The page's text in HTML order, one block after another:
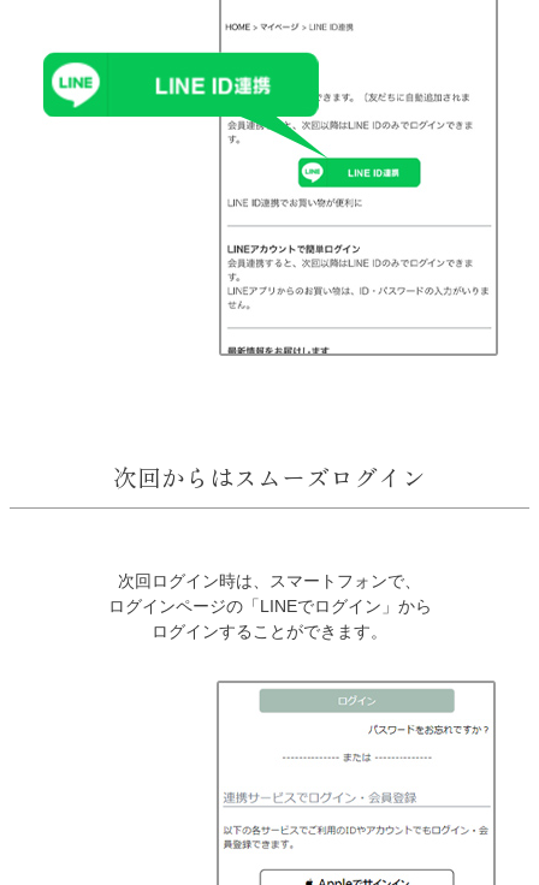
次回からはスムーズログイン
次回ログイン時は、スマートフォンで、
ログインページの「LINEでログイン」から
ログインすることができます。